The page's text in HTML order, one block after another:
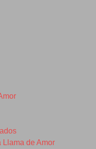
Llama de Amor